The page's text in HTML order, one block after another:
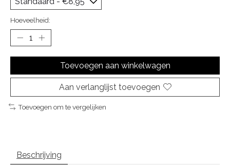
Hoeveelheid:
Toevoegen aan winkelwagen
Aan verlanglijst toevoegen
Toevoegen om te vergelijken
Beschrijving